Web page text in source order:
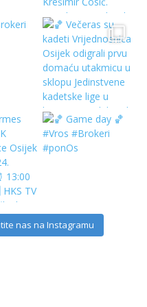
nas na Instagramu